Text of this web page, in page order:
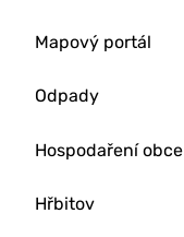
Mapový portál
Odpady
Hospodaření obce
Hřbitov